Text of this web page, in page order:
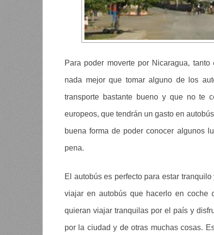
Para poder moverte por Nicaragua,
nada mejor que tomar alguno de los
transporte bastante bueno y que no te
europeos, que tendrán un gasto en
buena forma de poder conocer algunos
pena.
El autobús es perfecto para estar
viajar en autobús que hacerlo en coche
quieran viajar tranquilas por el país y
por la ciudad y de otras muchas cosas.